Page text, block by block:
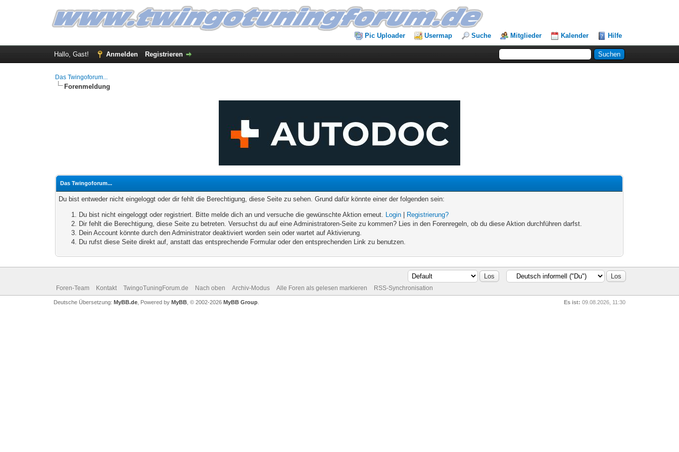
Pic Uploader Usermap Suche Mitglieder Kalender Hilfe
Hallo, Gast! Anmelden Registrieren
Das Twingoforum...
Forenmeldung
Das Twingoforum...
Du bist entweder nicht eingeloggt oder dir fehlt die Berechtigung, diese Seite zu sehen. Grund dafür könnte einer der folgenden sein:
Du bist nicht eingeloggt oder registriert. Bitte melde dich an und versuche die gewünschte Aktion erneut. Login
Registrierung?
Dir fehlt die Berechtigung, diese Seite zu betreten. Versuchst du auf eine Administratoren-Seite zu kommen? Lies in den Forenregeln, ob du diese Aktion durchführen darfst.
Dein Account könnte durch den Administrator deaktiviert worden sein oder wartet auf Aktivierung.
Du rufst diese Seite direkt auf, anstatt das entsprechende Formular oder den entsprechenden Link zu benutzen.
Foren-Team Kontakt TwingoTuningForum.de Nach oben Archiv-Modus Alle Foren als gelesen markieren RSS-Synchronisation
Es ist: 09.08.2026, 11:30
Deutsche Übersetzung: MyBB.de, Powered by MyBB, © 2002-2026 MyBB Group.